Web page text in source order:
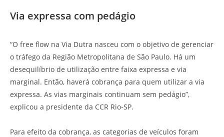
Via expressa com pedágio
“O free flow na Via Dutra nasceu com o objetivo de gerenciar
o tráfego da Região Metropolitana de São Paulo. Há um
desequilíbrio de utilização entre faixa expressa e via
marginal. Então, haverá cobrança para quem utilizar a via
expressa. As vias marginais continuam sem pedágio”,
explicou a presidente da CCR Rio-SP.
Para efeito da cobrança, as categorias de veículos foram